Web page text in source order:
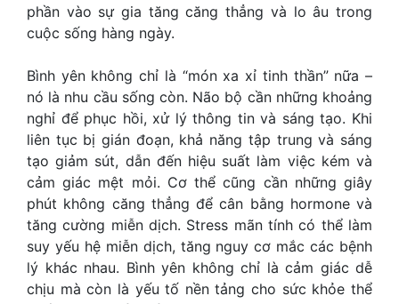
phần vào sự gia tăng căng thẳng và lo âu trong
cuộc sống hàng ngày.
Bình yên không chỉ là “món xa xỉ tinh thần” nữa –
nó là nhu cầu sống còn. Não bộ cần những khoảng
nghỉ để phục hồi, xử lý thông tin và sáng tạo. Khi
liên tục bị gián đoạn, khả năng tập trung và sáng
tạo giảm sút, dẫn đến hiệu suất làm việc kém và
cảm giác mệt mỏi. Cơ thể cũng cần những giây
phút không căng thẳng để cân bằng hormone và
tăng cường miễn dịch. Stress mãn tính có thể làm
suy yếu hệ miễn dịch, tăng nguy cơ mắc các bệnh
lý khác nhau. Bình yên không chỉ là cảm giác dễ
chịu mà còn là yếu tố nền tảng cho sức khỏe thể